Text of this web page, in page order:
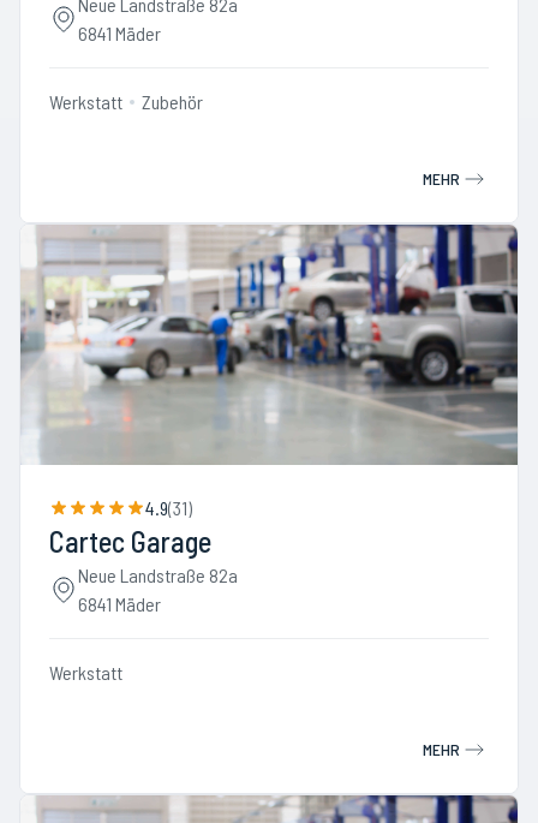
6841 Mäder
Werkstatt Zubehör
MEHR
4.9(31)
Cartec Garage
Neue Landstraße 82a
6841 Mäder
Werkstatt
MEHR